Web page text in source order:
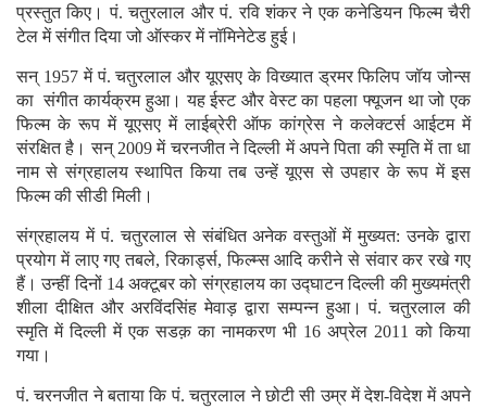
प्रस्तुत किए। पं. चतुरलाल और पं. रवि शंकर ने एक कनेडियन फिल्म चैरी
टेल में संगीत दिया जो ऑस्कर में नॉमिनेटेड हुई।
सन् 1957 में पं. चतुरलाल और यूएसए के विख्यात ड्रमर फिलिप जॉय जोन्स
का संगीत कार्यक्रम हुआ। यह ईस्ट और वेस्ट का पहला फ्यूजन था जो एक
फिल्म के रूप में यूएसए में लाईब्रेरी ऑफ कांग्रेस ने कलेक्टर्स आईटम में
संरक्षित है। सन् 2009 में चरनजीत ने दिल्ली में अपने पिता की स्मृति में ता धा
नाम से संग्रहालय स्थापित किया तब उन्हें यूएस से उपहार के रूप में इस
फिल्म की सीडी मिली।
संग्रहालय में पं. चतुरलाल से संबंधित अनेक वस्तुओं में मुख्यत: उनके द्वारा
प्रयोग में लाए गए तबले, रिकार्ड्स, फिल्म्स आदि करीने से संवार कर रखे गए
हैं। उन्हीं दिनों 14 अक्टूबर को संग्रहालय का उद्घाटन दिल्ली की मुख्यमंत्री
शीला दीक्षित और अरविंदसिंह मेवाड़ द्वारा सम्पन्न हुआ। पं. चतुरलाल की
स्मृति में दिल्ली में एक सडक़ का नामकरण भी 16 अप्रेल 2011 को किया
गया।
पं. चरनजीत ने बताया कि पं. चतुरलाल ने छोटी सी उम्र में देश-विदेश में अपने